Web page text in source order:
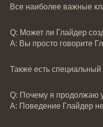
Все наиболее важные
Q: Может ли Глайдер
А: Вы просто говорите
Также есть специальный
Q: Почему я продолжаю
А: Поведение Глайдер